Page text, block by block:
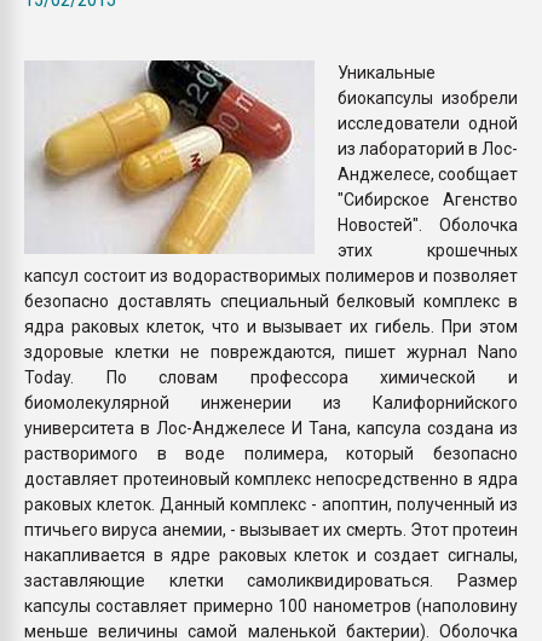
ПЕРЕЙТИ НА
Уникальные
биокапсулы изобрели
исследователи одной
из лабораторий в Лос-
Анджелесе, сообщает
"Сибирское Агенство
Новостей". Оболочка
этих крошечных
капсул состоит из водорастворимых полимеров и позволяет
безопасно доставлять специальный белковый комплекс в
ядра раковых клеток, что и вызывает их гибель. При этом
здоровые клетки не повреждаются, пишет журнал Nano
Today. По словам профессора химической и
биомолекулярной инженерии из Калифорнийского
университета в Лос-Анджелесе И Тана, капсула создана из
растворимого в воде полимера, который безопасно
доставляет протеиновый комплекс непосредственно в ядра
раковых клеток. Данный комплекс - апоптин, полученный из
птичьего вируса анемии, - вызывает их смерть. Этот протеин
накапливается в ядре раковых клеток и создает сигналы,
заставляющие клетки самоликвидироваться. Размер
капсулы составляет примерно 100 нанометров (наполовину
меньше величины самой маленькой бактерии). Оболочка